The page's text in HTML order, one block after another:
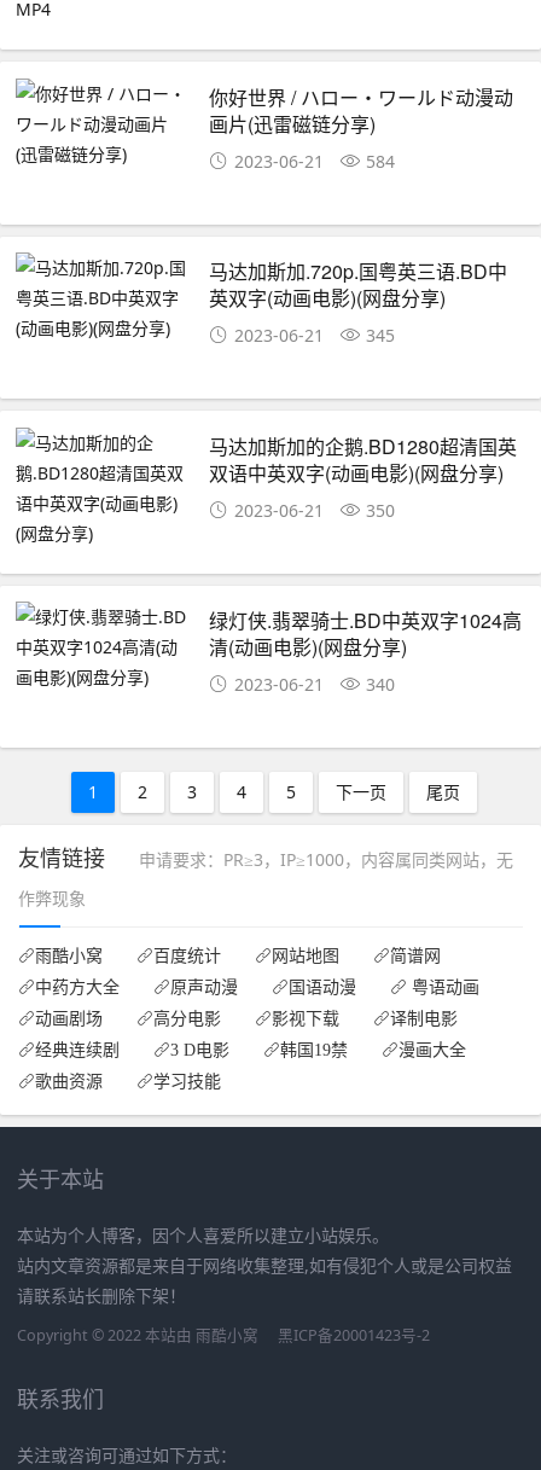
你好世界 / ハロー・ワールド动漫动
画片(迅雷磁链分享)
2023-06-21 584
马达加斯加.720p.国粤英三语.BD中
英双字(动画电影)(网盘分享)
2023-06-21 345
马达加斯加的企鹅.BD1280超清国英
双语中英双字(动画电影)(网盘分享)
2023-06-21 350
绿灯侠.翡翠骑士.BD中英双字1024高
清(动画电影)(网盘分享)
2023-06-21 340
1 2 3 4 5 下一页 尾页
友情链接
申请要求：PR≥3，IP≥1000，内容属同类网站，无
作弊现象
雨酷小窝 百度统计 网站地图
简谱网
中药方大全
原声动漫 国语动漫
粤语动画
动画剧场
高分电影 影视下载
译制电影
经典连续剧
3 D电影 韩国19禁
漫画大全
歌曲资源
学习技能
关于本站
本站为个人博客，因个人喜爱所以建立小站娱乐。
站内文章资源都是来自于网络收集整理,如有侵犯个人或是公司权益
请联系站长删除下架！
Copyright © 2022 本站由 雨酷小窝 黑ICP备20001423号-2
联系我们
关注或咨询可通过如下方式：